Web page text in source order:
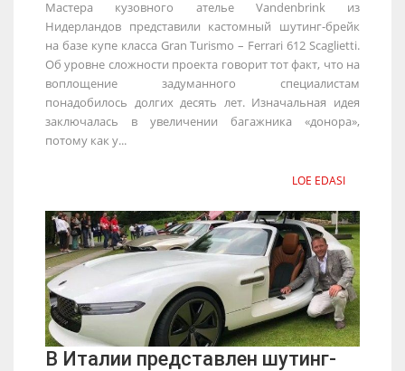
Мастера кузовного ателье Vandenbrink из
Нидерландов представили кастомный шутинг-брейк
на базе купе класса Gran Turismo – Ferrari 612 Scaglietti.
Об уровне сложности проекта говорит тот факт, что на
воплощение задуманного специалистам
понадобилось долгих десять лет. Изначальная идея
заключалась в увеличении багажника «донора»,
потому как у...
LOE EDASI
В Италии представлен шутинг-